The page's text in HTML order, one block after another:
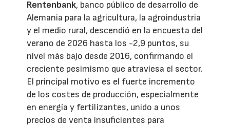
Rentenbank, banco público de desarrollo de
Alemania para la agricultura, la agroindustria
y el medio rural, descendió en la encuesta del
verano de 2026 hasta los -2,9 puntos, su
nivel más bajo desde 2016, confirmando el
creciente pesimismo que atraviesa el sector.
El principal motivo es el fuerte incremento
de los costes de producción, especialmente
en energía y fertilizantes, unido a unos
precios de venta insuficientes para